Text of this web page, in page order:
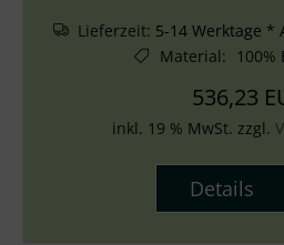
Lieferzeit: 5-14 Werktage *
Material: 100%
536,23
inkl. 19 % MwSt. zzgl.
Details